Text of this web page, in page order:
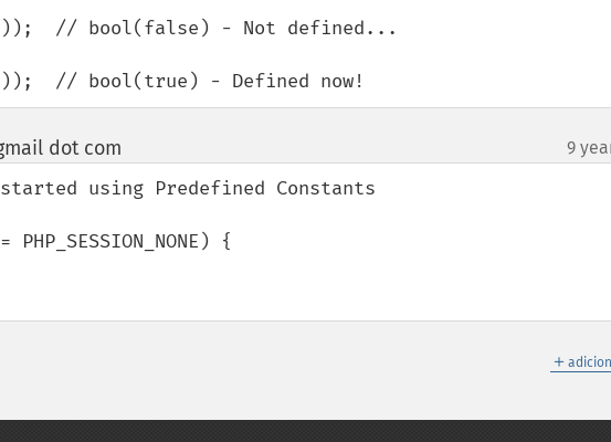
// bool(false) - Not defined...
// bool(true) - Defined now!
dot com 9
using Predefined Constants
{
＋